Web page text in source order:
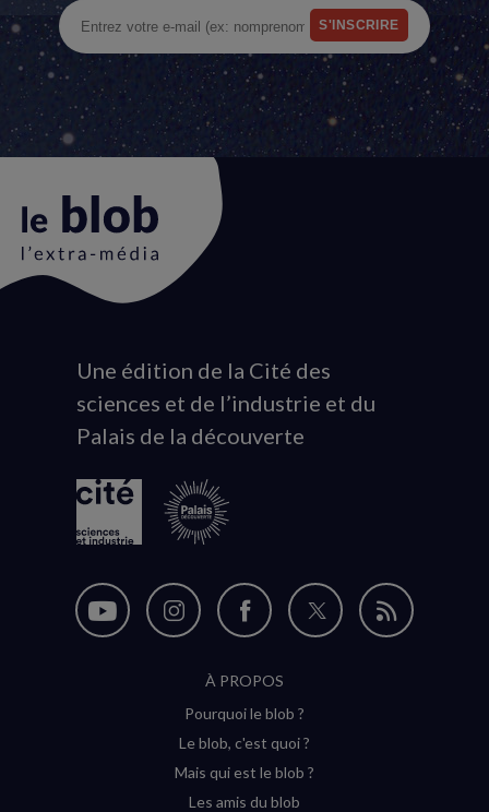
Animation
du
logo
Une édition de la Cité des
sciences et de l’industrie et du
Palais de la découverte
Nous
Nous
Instagram
(nouvelle
Nous
sur
Facebook
(nouvelle
Nous
Flux
À PROPOS
Pourquoi le blob ?
Le blob, c'est quoi ?
Mais qui est le blob ?
Les amis du blob